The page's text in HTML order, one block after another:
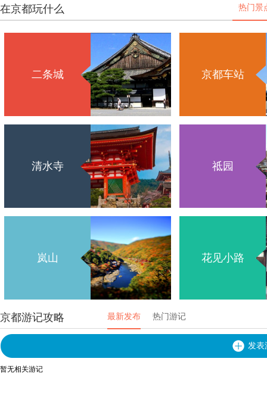
在京都玩什么 热门景
二条城 京都车站
清水寺 祗园
岚山 花见小路
京都游记攻略 最新发布 热门游记
发表
暂无相关游记